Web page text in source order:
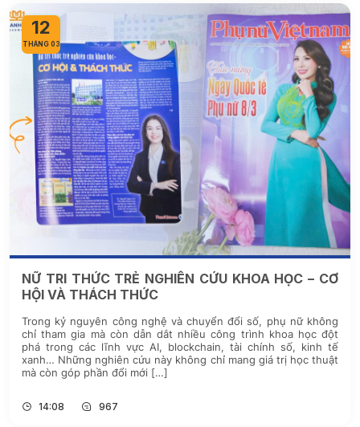
12
THÁNG 03
NỮ TRI THỨC TRẺ NGHIÊN CỨU KHOA HỌC – CƠ
HỘI VÀ THÁCH THỨC
Trong kỷ nguyên công nghệ và chuyển đổi số, phụ nữ không
chỉ tham gia mà còn dẫn dắt nhiều công trình khoa học đột
phá trong các lĩnh vực AI, blockchain, tài chính số, kinh tế
xanh… Những nghiên cứu này không chỉ mang giá trị học thuật
mà còn góp phần đổi mới […]
14:08 967